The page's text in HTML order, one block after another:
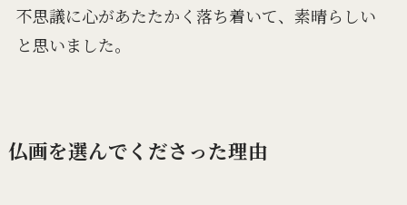
不思議に心があたたかく落ち着いて、素晴らしい
と思いました。
仏画を選んでくださった理由